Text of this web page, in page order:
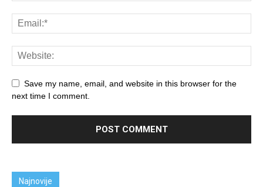
Save my name, email, and website in this browser for the
next time I comment.
Najnovije